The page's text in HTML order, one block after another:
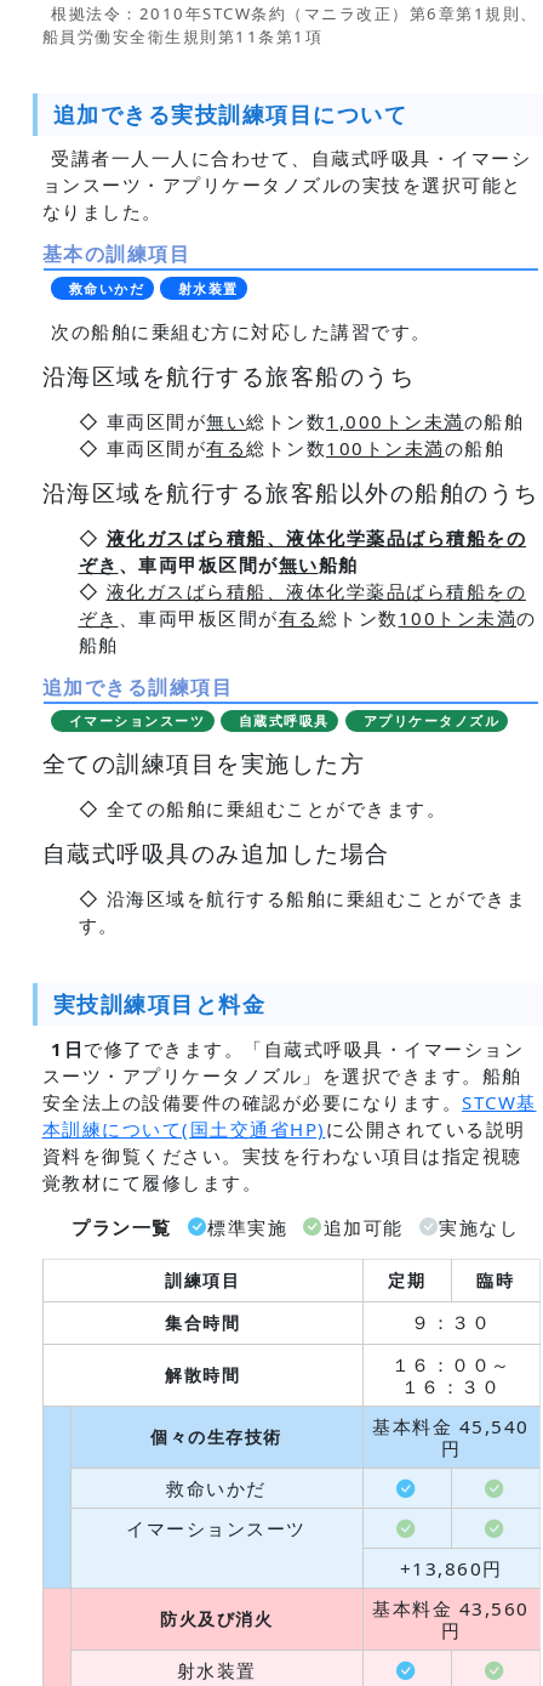
根拠法令：2010年STCW条約（マニラ改正）第6章第1規則、
船員労働安全衛生規則第11条第1項
追加できる実技訓練項目について
受講者一人一人に合わせて、自蔵式呼吸具・イマーシ
ョンスーツ・アプリケータノズルの実技を選択可能と
なりました。
基本の訓練項目
救命いかだ 射水装置
次の船舶に乗組む方に対応した講習です。
沿海区域を航行する旅客船のうち
◇ 車両区間が無い総トン数1,000トン未満の船舶
◇ 車両区間が有る総トン数100トン未満の船舶
沿海区域を航行する旅客船以外の船舶のうち
◇ 液化ガスばら積船、液体化学薬品ばら積船をの
ぞき 、車両甲板区間が無い船舶
◇ 液化ガスばら積船、液体化学薬品ばら積船をの
ぞき
、車両甲板区間が有る 総トン数 100トン未満の
船舶
追加できる訓練項目
イマーションスーツ 自蔵式呼吸具 アプリケータノズル
全ての訓練項目を実施した方
◇ 全ての船舶に乗組むことができます。
自蔵式呼吸具のみ追加した場合
◇ 沿海区域を航行する船舶に乗組むことができま
す。
実技訓練項目と料金
1日 で修了できます。「自蔵式呼吸具・イマーション
スーツ・アプリケータノズル」を選択できます。船舶
安全法上の設備要件の確認が必要になります。 STCW基
本訓練について(国土交通省HP) に公開されている説明
資料を御覧ください。実技を行わない項目は指定視聴
覚教材にて履修します。
プラン一覧
標準実施 追加可能 実施なし
訓練項目 定期
臨時
集合時間 ９：３０
解散時間
１６：００～
１６：３０
個々の生存技術
基本料金 45,540
円
救命いかだ
イマーションスーツ
+13,860円
防火及び消火
基本料金 43,560
円
射水装置